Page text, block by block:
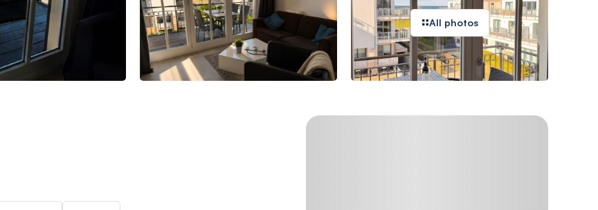
All photos